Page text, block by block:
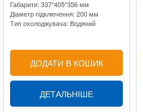
Габарити: 337*405*356 мм
Діаметр підключення: 200 мм
Тип охолоджувача: Водяний
ДОДАТИ В КОШИК
ДЕТАЛЬНІШЕ